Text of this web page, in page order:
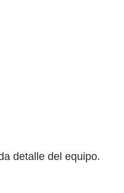
detalle del equipo.